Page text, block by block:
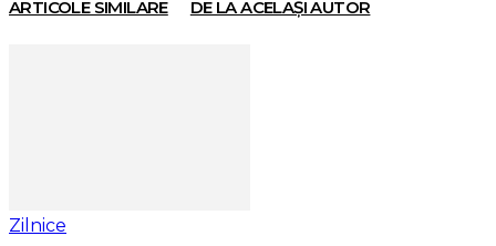
ARTICOLE SIMILARE DE LA ACELAȘI AUTOR
Zilnice